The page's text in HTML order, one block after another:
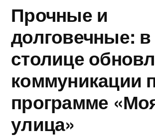
Прочные и
долговечные: в
столице
коммуникации
программе
улица»